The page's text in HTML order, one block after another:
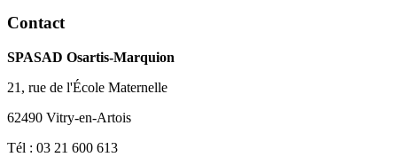
Contact
SPASAD Osartis-Marquion
21, rue de l'École Maternelle
62490 Vitry-en-Artois
Tél : 03 21 600 613